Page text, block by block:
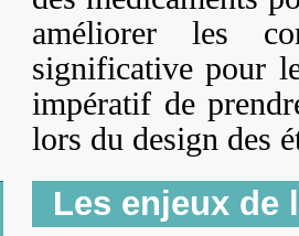
améliorer les
significative pour
impératif de
lors du design des
Les enjeux de